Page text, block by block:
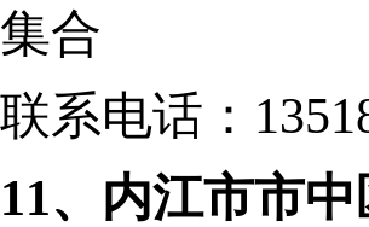
集合
联系电话：
11、 内江市市